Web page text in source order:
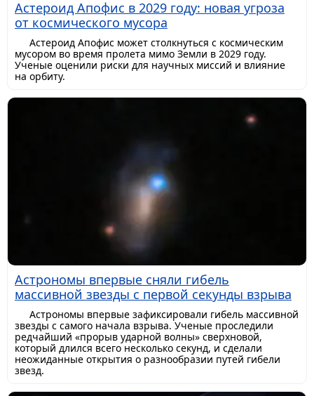
Астероид Апофис в 2029 году: новая угроза
от космического мусора
Астероид Апофис может столкнуться с космическим
мусором во время пролета мимо Земли в 2029 году.
Ученые оценили риски для научных миссий и влияние
на орбиту.
Астрономы впервые сняли гибель
массивной звезды с первой секунды взрыва
Астрономы впервые зафиксировали гибель массивной
звезды с самого начала взрыва. Ученые проследили
редчайший «прорыв ударной волны» сверхновой,
который длился всего несколько секунд, и сделали
неожиданные открытия о разнообразии путей гибели
звезд.